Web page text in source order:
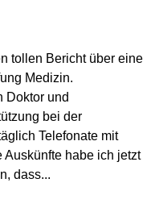
tollen Bericht über eine
Medizin.
Doktor und
bei der
Telefonate mit
Auskünfte habe ich jetzt
dass...